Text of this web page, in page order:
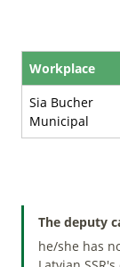
Workplace
Sia Bucher
Municipal
The deputy
he/she has